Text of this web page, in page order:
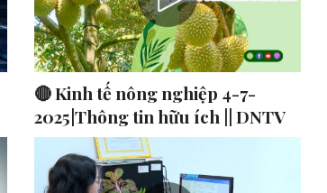
🔴 Kinh tế nông nghiệp 4-7-
2025|Thông tin hữu ích || DNTV